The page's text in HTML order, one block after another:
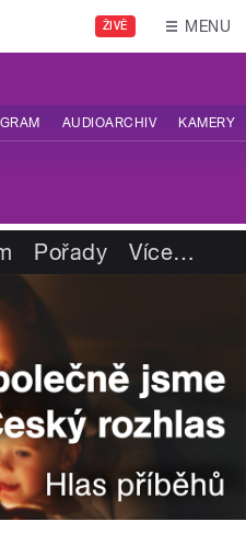
ŽIVĚ MENU
AUDIOARCHIV KAMERY
Pořady Více…